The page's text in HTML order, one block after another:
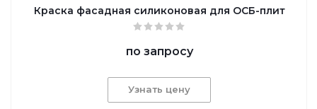
Краска фасадная силиконовая для ОСБ-плит
по запросу
Узнать цену